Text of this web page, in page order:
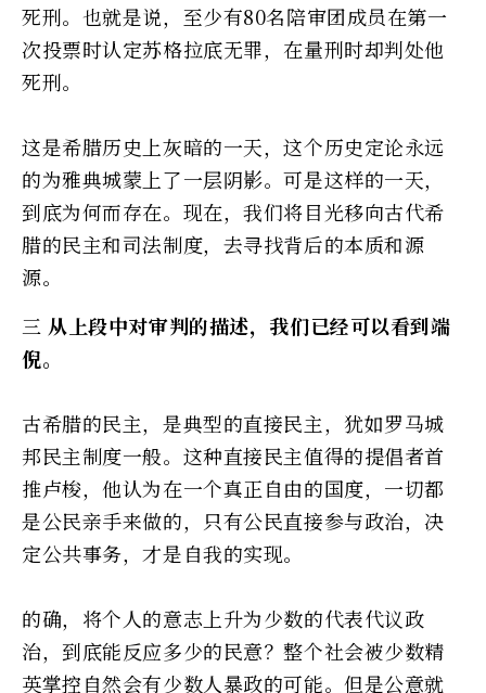
死刑。也就是说，至少有80名陪审团成员在第一
次投票时认定苏格拉底无罪，在量刑时却判处他
死刑。
这是希腊历史上灰暗的一天，这个历史定论永远
的为雅典城蒙上了一层阴影。可是这样的一天，
到底为何而存在。现在，我们将目光移向古代希
腊的民主和司法制度，去寻找背后的本质和源
源。
三 从上段中对审判的描述，我们已经可以看到端
倪。
古希腊的民主，是典型的直接民主，犹如罗马城
邦民主制度一般。这种直接民主值得的提倡者首
推卢梭，他认为在一个真正自由的国度，一切都
是公民亲手来做的，只有公民直接参与政治，决
定公共事务，才是自我的实现。
的确，将个人的意志上升为少数的代表代议政
治，到底能反应多少的民意？整个社会被少数精
英掌控自然会有少数人暴政的可能。但是公意就